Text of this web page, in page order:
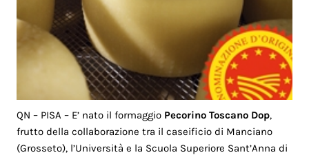
QN – PISA – E’ nato il formaggio Pecorino Toscano Dop,
frutto della collaborazione tra il caseificio di Manciano
(Grosseto), l’Università e la Scuola Superiore Sant’Anna di